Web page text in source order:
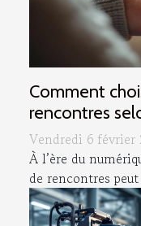
Comment
rencontres
Vendredi 6 février
À l’ère du
de rencontres